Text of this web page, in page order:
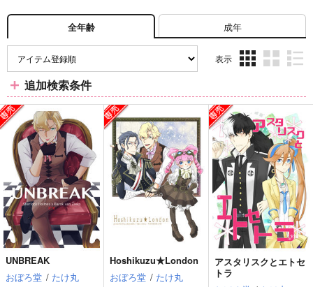
全年齢 成年
表示
ム
表
示
ム
表
示
ム
表
示
追加検索条件
UNBREAK
おぼろ堂 / たけ丸
Hoshikuzu★London
おぼろ堂 / たけ丸
アスタリスクとエトセ
トラ